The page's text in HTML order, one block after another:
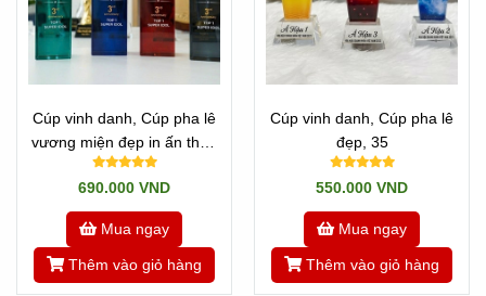
Cúp vinh danh, Cúp pha lê
vương miện đẹp in ấn theo
yêu cầu -30
690.000 VND
Mua ngay
Thêm vào giỏ hàng
Cúp vinh danh, Cúp pha lê
đẹp, 35
550.000 VND
Mua ngay
Thêm vào giỏ hàng